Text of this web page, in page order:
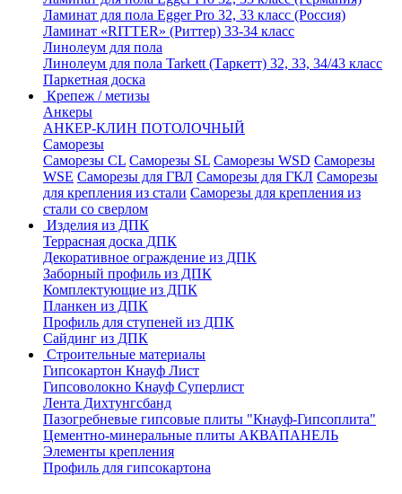
Ламинат для пола Egger Pro 32, 33 класс (Россия)
Ламинат «RITTER» (Риттер) 33-34 класс
Линолеум для пола
Линолеум для пола Tarkett (Таркетт) 32, 33, 34/43 класс
Паркетная доска
Крепеж / метизы
Анкеры
АНКЕР-КЛИН ПОТОЛОЧНЫЙ
Саморезы
Саморезы CL Саморезы SL Саморезы WSD Саморезы
WSE Саморезы для ГВЛ Саморезы для ГКЛ Саморезы
для крепления из стали Саморезы для крепления из
стали со сверлом
Изделия из ДПК
Террасная доска ДПК
Декоративное ограждение из ДПК
Заборный профиль из ДПК
Комплектующие из ДПК
Планкен из ДПК
Профиль для ступеней из ДПК
Сайдинг из ДПК
Строительные материалы
Гипсокартон Кнауф Лист
Гипсоволокно Кнауф Суперлист
Лента Дихтунгсбанд
Пазогребневые гипсовые плиты "Кнауф-Гипсоплита"
Цементно-минеральные плиты АКВАПАНЕЛЬ
Элементы крепления
Профиль для гипсокартона